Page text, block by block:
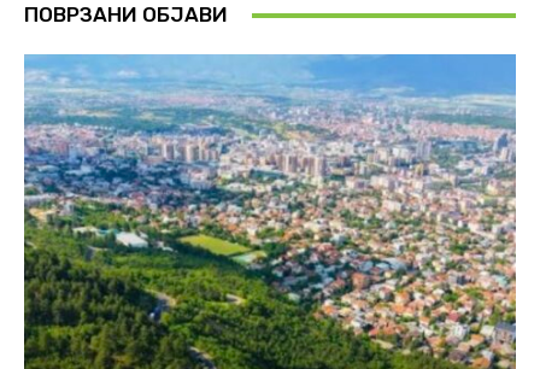
ПОВРЗАНИ ОБЈАВИ